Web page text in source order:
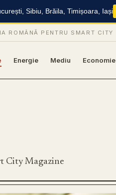
Sibiu, Brăila, Timișoara, Iași
ROMÂNĂ PENTRU SMART CITY
Energie Mediu Economie
City Magazine